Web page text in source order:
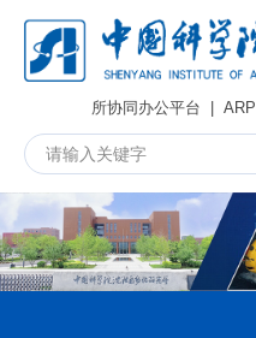
所协同办公平台 | ARP